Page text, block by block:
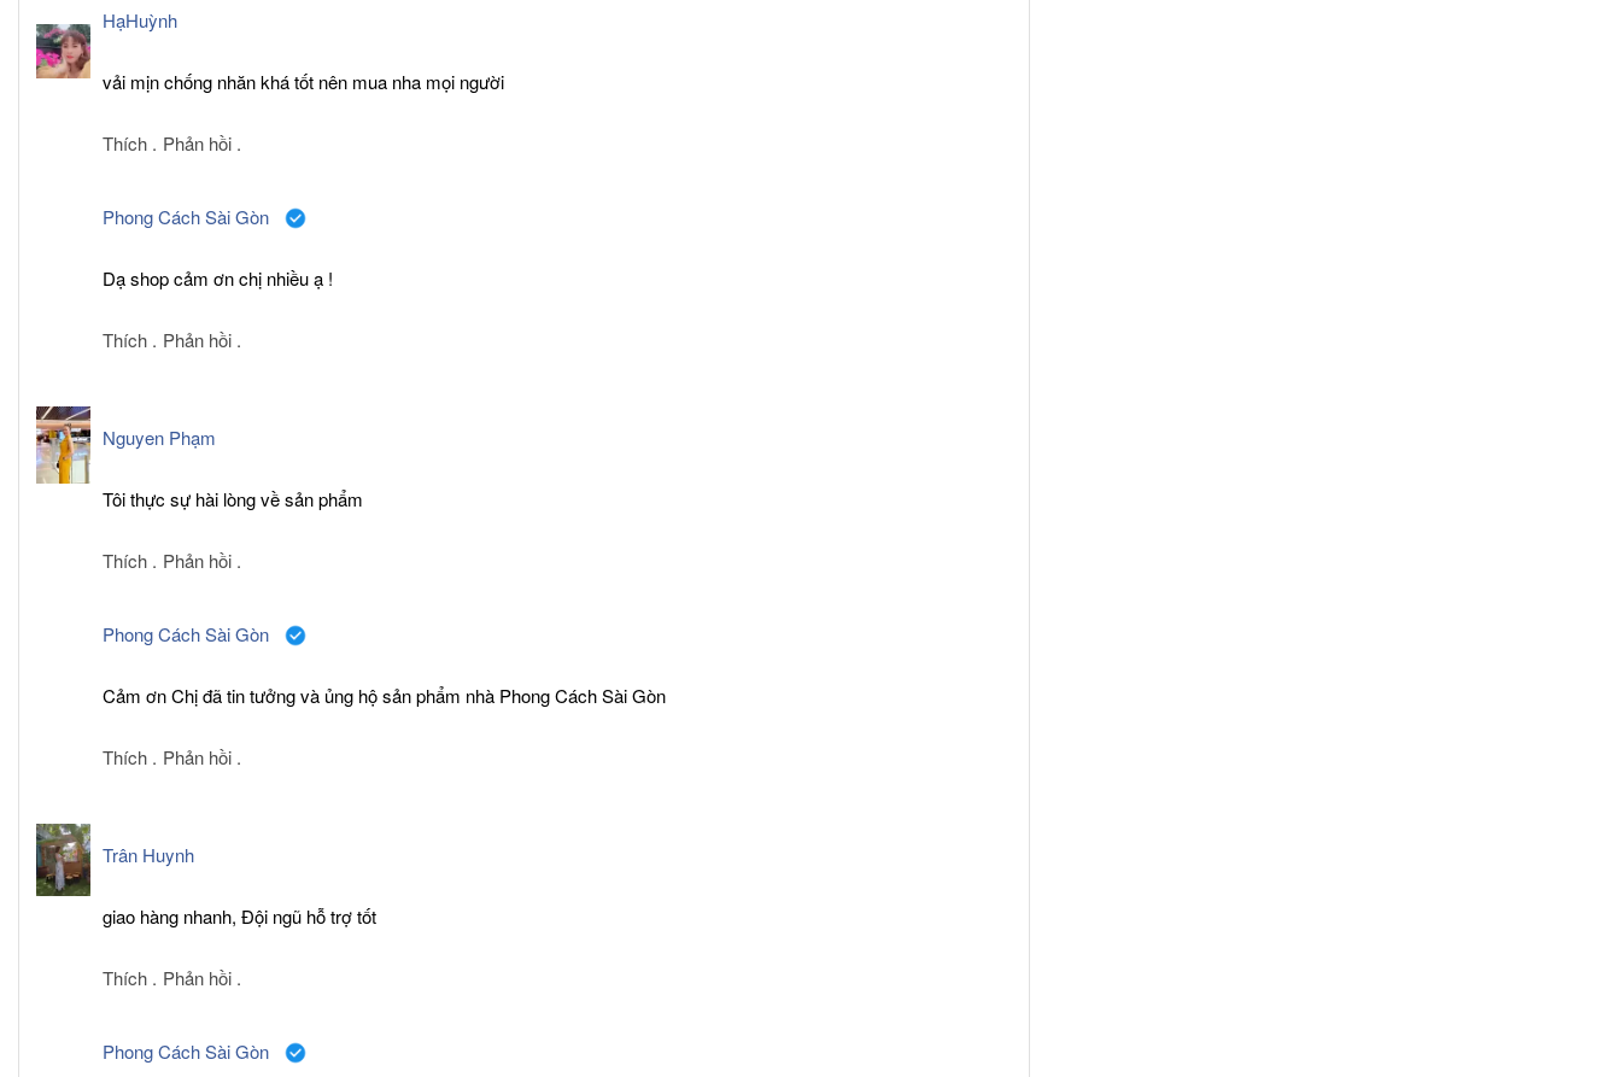
HạHuỳnh
vải mịn chống nhăn khá tốt nên mua nha mọi người
Thích . Phản hồi .
Phong Cách Sài Gòn
Dạ shop cảm ơn chị nhiều ạ !
Thích . Phản hồi .
Nguyen Phạm
Tôi thực sự hài lòng về sản phẩm
Thích . Phản hồi .
Phong Cách Sài Gòn
Cảm ơn Chị đã tin tưởng và ủng hộ sản phẩm nhà Phong Cách Sài Gòn
Thích . Phản hồi .
Trân Huynh
giao hàng nhanh, Đội ngũ hỗ trợ tốt
Thích . Phản hồi .
Phong Cách Sài Gòn